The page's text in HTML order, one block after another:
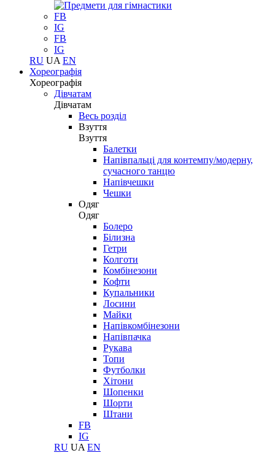
FB
IG
FB
IG
RU UA EN
Хореографія
Хореографія
Дівчатам
Дівчатам
Весь розділ
Взуття
Взуття
Балетки
Напівпальці для контемпу/модерну,
сучасного танцю
Напівчешки
Чешки
Одяг
Одяг
Болеро
Білизна
Гетри
Колготи
Комбінезони
Кофти
Купальники
Лосини
Майки
Напівкомбінезони
Напівпачка
Рукава
Топи
Футболки
Хітони
Шопенки
Шорти
Штани
FB
IG
RU UA EN